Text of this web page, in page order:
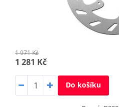
1 971 Kč
1 281 Kč
Do košíku